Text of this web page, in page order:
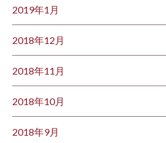
2019年1月
2018年12月
2018年11月
2018年10月
2018年9月